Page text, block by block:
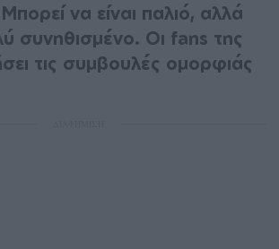
να είναι παλιό, αλλά
συνηθισμένο. Οι fans της
τις συμβουλές ομορφιάς